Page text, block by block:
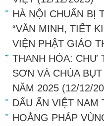
HÀ NỘI CHUẨN BỊ
“VĂN MINH, TIẾT
VIỆN PHẬT GIÁO
THANH HÓA: CHƯ
SƠN VÀ CHÙA
NĂM 2025 (12/12/
DẤU ẤN VIỆT NAM
HOẰNG PHÁP